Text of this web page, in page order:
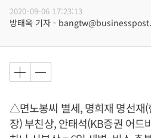
2020-09-06 17:23:13
방태욱 기자 -
△면노봉씨 별세, 명희재 명선재
장) 부친상, 안태석(KB증권 어드